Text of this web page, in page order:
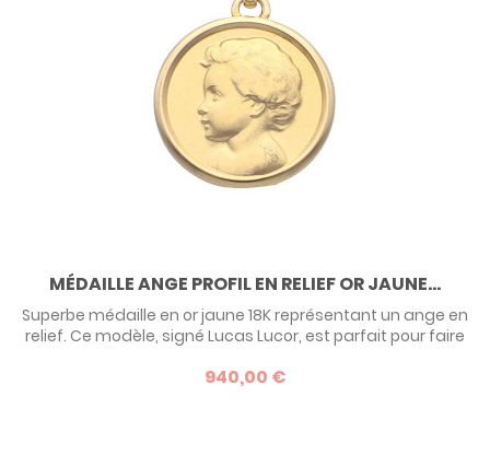
MÉDAILLE ANGE PROFIL EN RELIEF OR JAUNE...
Superbe médaille en or jaune 18K représentant un ange en
relief. Ce modèle, signé Lucas Lucor, est parfait pour faire
940,00 €